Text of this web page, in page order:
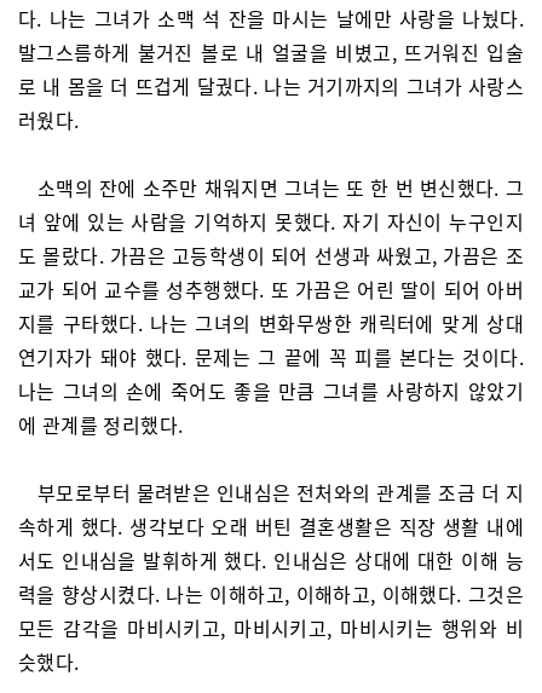
다. 나는 그녀가 소맥 석 잔을 마시는 날에만 사랑을 나눴다.
발그스름하게 불거진 볼로 내 얼굴을 비볐고, 뜨거워진 입술
로 내 몸을 더 뜨겁게 달궜다. 나는 거기까지의 그녀가 사랑스
러웠다.
소맥의 잔에 소주만 채워지면 그녀는 또 한 번 변신했다. 그
녀 앞에 있는 사람을 기억하지 못했다. 자기 자신이 누구인지
도 몰랐다. 가끔은 고등학생이 되어 선생과 싸웠고, 가끔은 조
교가 되어 교수를 성추행했다. 또 가끔은 어린 딸이 되어 아버
지를 구타했다. 나는 그녀의 변화무쌍한 캐릭터에 맞게 상대
연기자가 돼야 했다. 문제는 그 끝에 꼭 피를 본다는 것이다.
나는 그녀의 손에 죽어도 좋을 만큼 그녀를 사랑하지 않았기
에 관계를 정리했다.
부모로부터 물려받은 인내심은 전처와의 관계를 조금 더 지
속하게 했다. 생각보다 오래 버틴 결혼생활은 직장 생활 내에
서도 인내심을 발휘하게 했다. 인내심은 상대에 대한 이해 능
력을 향상시켰다. 나는 이해하고, 이해하고, 이해했다. 그것은
모든 감각을 마비시키고, 마비시키고, 마비시키는 행위와 비
슷했다.